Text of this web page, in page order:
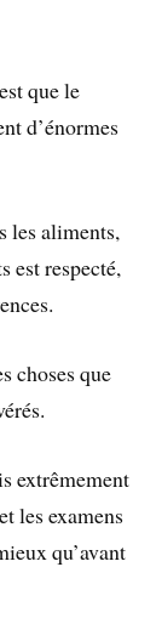
que le
d’énormes
les aliments,
est respecté,
choses que
extrêmement
les examens
qu’avant